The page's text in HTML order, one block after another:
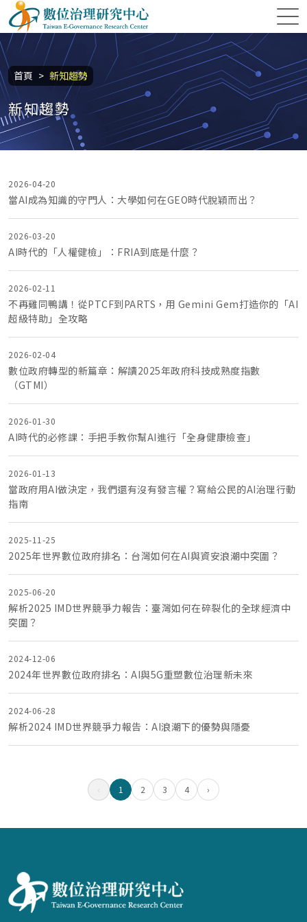
跳到主要內容區塊
數位治理研究中心
首頁 新知趨勢
:::
新知趨勢
2026-04-20
當AI成為知識的守門人：大學如何在GEO時代脫穎而出？
2026-03-20
AI時代的「人權健檢」：FRIA到底是什麼？
2026-02-11
不再雞同鴨講！從PTCF到PARTS，用 Gemini Gem打造你的「AI
超級特助」全攻略
2026-02-04
數位政府轉型的新篇章：解讀2025年政府科技成熟度指數
（GTMI）
2026-01-30
AI時代的必修課：手把手教你幫AI進行「全身健康檢查」
2026-01-13
當政府用AI做決定，我們還有沒有發言權？寫給公民的AI治理行動
指南
2025-11-25
2025年世界數位政府排名：台灣如何在AI與資安浪潮中突圍？
2025-06-20
解析2025 IMD世界競爭力報告：臺灣如何在碎裂化的全球經濟中
突圍？
2024-12-06
2024年世界數位政府排名：AI與5G重塑數位治理新未來
2024-06-28
解析2024 IMD世界競爭力報告：AI浪潮下的優勢與隱憂
‹ 1 2 3 4 ›